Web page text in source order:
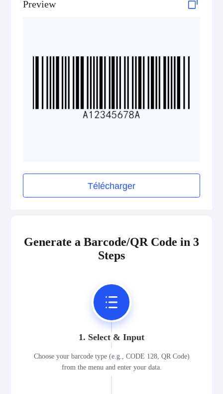
LOGMARS
GS1 2D Codes
Preview
Télécharger
Generate a Barcode/QR Code in 3
Steps
1. Select & Input
Choose your barcode type (e.g., CODE 128, QR Code)
from the menu and enter your data.